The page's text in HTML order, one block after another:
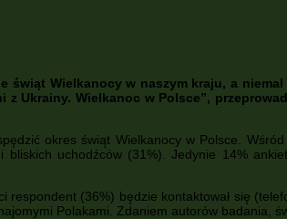
Wielkanocy w naszym kraju, a
Ukrainy. Wielkanoc w Polsce”,
okres świąt Wielkanocy w Polsce.
uchodźców (31%). Jedynie 14%
(36%) będzie kontaktował się
Polakami. Zdaniem autorów badania,